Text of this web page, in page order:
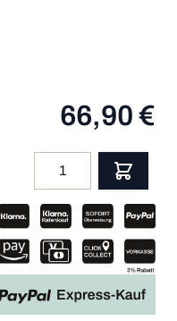
66,90 €